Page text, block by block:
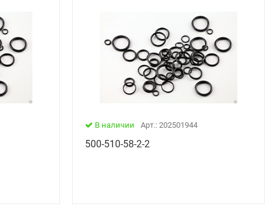
В наличии Арт.: 202501944
500-510-58-2-2